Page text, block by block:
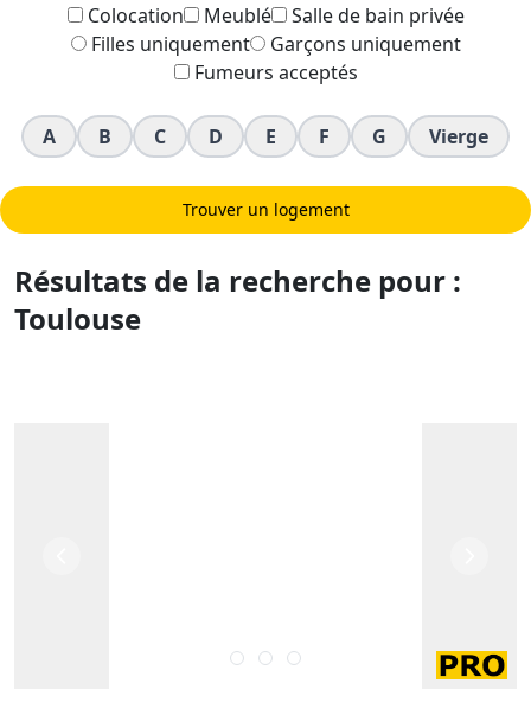
Colocation Meublé
Salle de bain privée
Filles uniquement
Garçons uniquement
Fumeurs acceptés
A B C D E F G Vierge
Trouver un logement
Résultats de la recherche pour :
Toulouse